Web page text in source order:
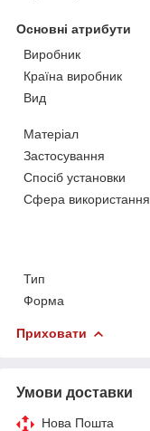
Основні атрибути
Виробник
Країна виробник
Вид
Матеріал
Застосування
Спосіб установки
Сфера використання
Тип
Форма
Приховати
Умови доставки
Нова Пошта